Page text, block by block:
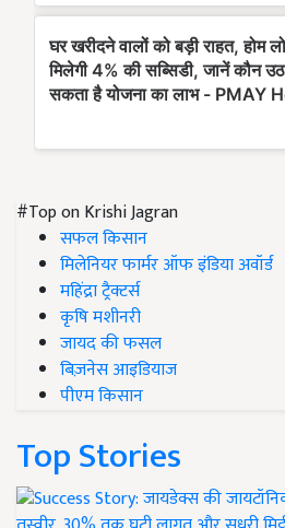
#Top on Krishi Jagran
सफल किसान
मिलेनियर फार्मर ऑफ इंडिया अवॉर्ड
महिंद्रा ट्रैक्टर्स
कृषि मशीनरी
जायद की फसल
बिज़नेस आइडियाज
पीएम किसान
Top Stories